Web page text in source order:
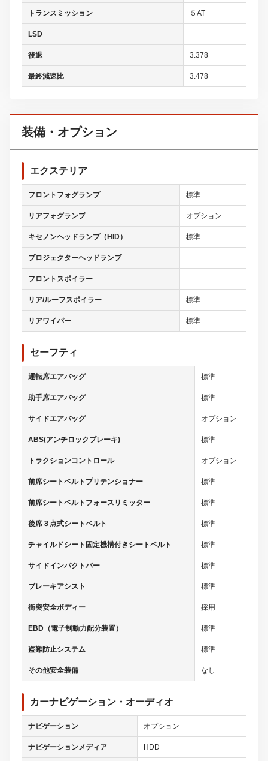
トランスミッション ５AT
LSD
後退 3.378
最終減速比 3.478
装備・オプション
エクステリア
フロントフォグランプ 標準
リアフォグランプ オプション
キセノンヘッドランプ（HID） 標準
プロジェクターヘッドランプ
フロントスポイラー
リア/ルーフスポイラー 標準
リアワイパー 標準
セーフティ
運転席エアバッグ 標準
助手席エアバッグ 標準
サイドエアバッグ オプション
ABS(アンチロックブレーキ) 標準
トラクションコントロール オプション
前席シートベルトプリテンショナー 標準
前席シートベルトフォースリミッター 標準
後席３点式シートベルト 標準
チャイルドシート固定機構付きシートベルト 標準
サイドインパクトバー 標準
ブレーキアシスト 標準
衝突安全ボディー 採用
EBD（電子制動力配分装置） 標準
盗難防止システム 標準
その他安全装備 なし
カーナビゲーション・オーディオ
ナビゲーション オプション
ナビゲーションメディア HDD